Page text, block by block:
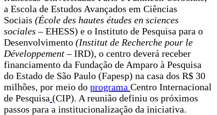
a Escola de Estudos Avançados em Ciências
Sociais (École des hautes études en sciences
sociales – EHESS) e o Instituto de Pesquisa para o
Desenvolvimento (Institut de Recherche pour le
Développement– IRD), o centro deverá receber
financiamento da Fundação de Amparo à Pesquisa
do Estado de São Paulo (Fapesp) na casa dos R$ 30
milhões, por meio do programa Centro Internacional
de Pesquisa (CIP). A reunião definiu os próximos
passos para a institucionalização da iniciativa.